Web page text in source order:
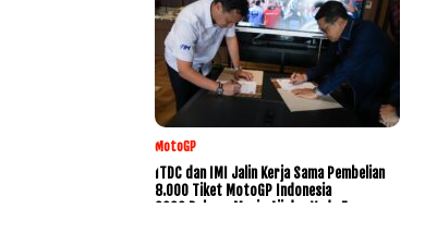
MotoGP
ITDC dan IMI Jalin Kerja Sama Pembelian
8.000 Tiket MotoGP Indonesia
2026,Dukung Mario Aji dan Veda Ega